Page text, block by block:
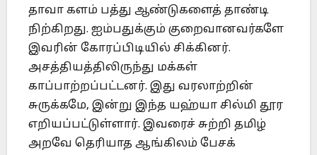
தாவா களம் பத்து ஆண்டுகளைத் தாண்டி
நிற்கிறது. ஐம்பதுக்கும் குறைவானவர்களே
இவரின் கோரப்பிடியில் சிக்கினர்.
அசத்தியத்திலிருந்து மக்கள்
காப்பாற்றப்பட்டனர். இது வரலாற்றின்
சுருக்கமே, இன்று இந்த யஹ்யா சில்மி தூர
எறியப்பட்டுள்ளார். இவரைச் சுற்றி தமிழ்
அறவே தெரியாத ஆங்கிலம் பேசக்